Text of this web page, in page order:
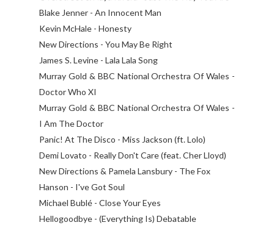
Blake Jenner - An Innocent Man
Kevin McHale - Honesty
New Directions - You May Be Right
James S. Levine - Lala Lala Song
Murray Gold & BBC National Orchestra Of Wales -
Doctor Who XI
Murray Gold & BBC National Orchestra Of Wales -
I Am The Doctor
Panic! At The Disco - Miss Jackson (ft. Lolo)
Demi Lovato - Really Don't Care (feat. Cher Lloyd)
New Directions & Pamela Lansbury - The Fox
Hanson - I've Got Soul
Michael Bublé - Close Your Eyes
Hellogoodbye - (Everything Is) Debatable